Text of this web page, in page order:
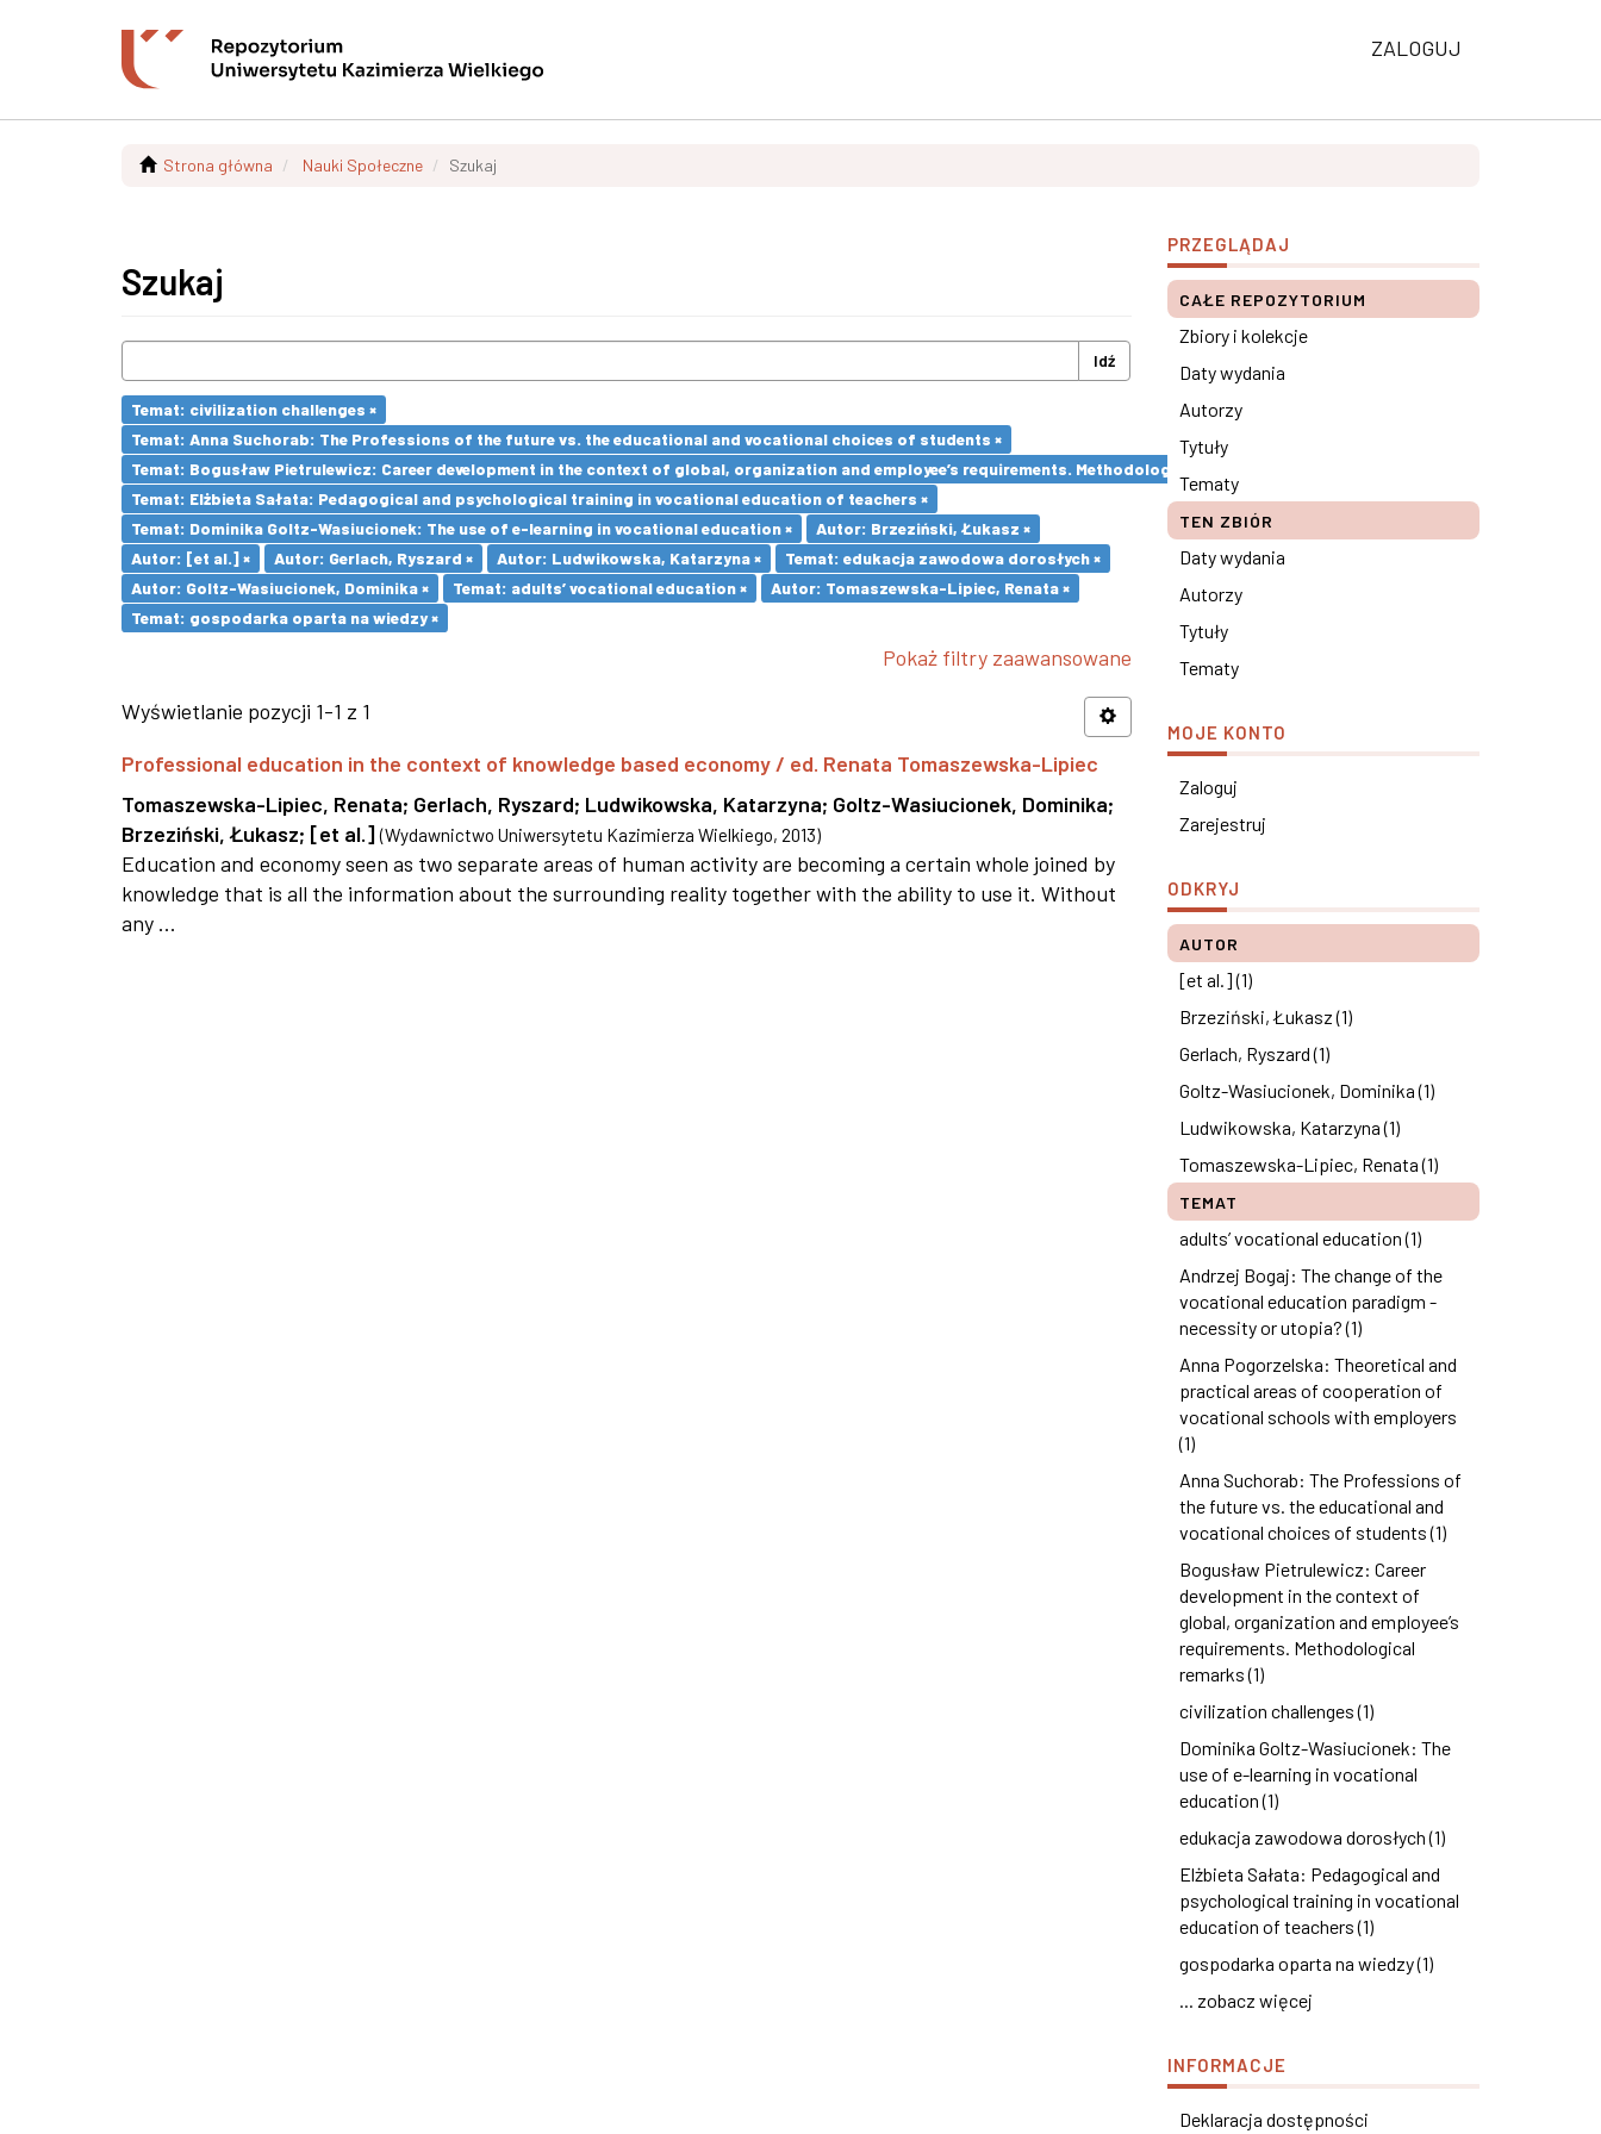
ZALOGUJ
Strona główna Nauki Społeczne Szukaj
Szukaj
Idź
Temat: civilization challenges ×
Temat: Anna Suchorab: The Professions of the future vs. the educational and vocational choices of students ×
Temat: Bogusław Pietrulewicz: Career development in the context of global, organization and employee’s requirements. Methodological remarks ×
Temat: Elżbieta Sałata: Pedagogical and psychological training in vocational education of teachers ×
Temat: Dominika Goltz-Wasiucionek: The use of e-learning in vocational education ×
Autor: Brzeziński, Łukasz ×
Autor: [et al.] ×
Autor: Gerlach, Ryszard × Autor: Ludwikowska, Katarzyna ×
Temat: edukacja zawodowa dorosłych ×
Autor: Goltz-Wasiucionek, Dominika ×
Temat: adults’ vocational education ×
Autor: Tomaszewska-Lipiec, Renata ×
Temat: gospodarka oparta na wiedzy ×
Pokaż filtry zaawansowane
Wyświetlanie pozycji 1-1 z 1
Professional education in the context of knowledge based economy / ed. Renata Tomaszewska-Lipiec
Tomaszewska-Lipiec, Renata; Gerlach, Ryszard; Ludwikowska, Katarzyna; Goltz-Wasiucionek, Dominika;
Brzeziński, Łukasz; [et al.] (Wydawnictwo Uniwersytetu Kazimierza Wielkiego, 2013)
Education and economy seen as two separate areas of human activity are becoming a certain whole joined by
knowledge that is all the information about the surrounding reality together with the ability to use it. Without
any ...
PRZEGLĄDAJ
CAŁE REPOZYTORIUM
Zbiory i kolekcje
Daty wydania
Autorzy
Tytuły
Tematy
TEN ZBIÓR
Daty wydania
Autorzy
Tytuły
Tematy
MOJE KONTO
Zaloguj
Zarejestruj
ODKRYJ
AUTOR
[et al.] (1)
Brzeziński, Łukasz (1)
Gerlach, Ryszard (1)
Goltz-Wasiucionek, Dominika (1)
Ludwikowska, Katarzyna (1)
Tomaszewska-Lipiec, Renata (1)
TEMAT
adults’ vocational education (1)
Andrzej Bogaj: The change of the
vocational education paradigm -
necessity or utopia? (1)
Anna Pogorzelska: Theoretical and
practical areas of cooperation of
vocational schools with employers
(1)
Anna Suchorab: The Professions of
the future vs. the educational and
vocational choices of students (1)
Bogusław Pietrulewicz: Career
development in the context of
global, organization and employee’s
requirements. Methodological
remarks (1)
civilization challenges (1)
Dominika Goltz-Wasiucionek: The
use of e-learning in vocational
education (1)
edukacja zawodowa dorosłych (1)
Elżbieta Sałata: Pedagogical and
psychological training in vocational
education of teachers (1)
gospodarka oparta na wiedzy (1)
... zobacz więcej
INFORMACJE
Deklaracja dostępności